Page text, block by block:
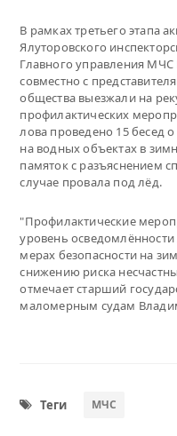
В рамках третьего этапа
Ялуторовского
Главного управления
совместно с
общества выезжали на
профилактических
лова проведено 15 бесед
на водных объектах в
памяток с разъяснением
случае провала под лёд.
"Профилактические
уровень
мерах безопасности на
снижению риска
отмечает старший
маломерным судам
Теги МЧС